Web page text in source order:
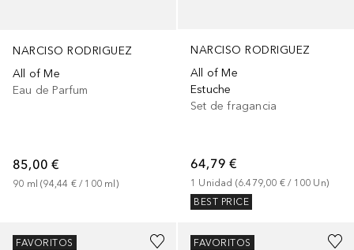
NARCISO RODRIGUEZ
All of Me
Eau de Parfum
85,00 €
90 ml (94,44 € / 100 ml)
NARCISO RODRIGUEZ
All of Me
Estuche
Set de fragancia
64,79 €
1 Unidad (6.479,00 € / 100 Un)
BEST PRICE
FAVORITOS FAVORITOS